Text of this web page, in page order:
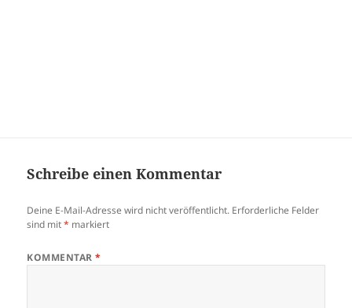
Schreibe einen Kommentar
Deine E-Mail-Adresse wird nicht veröffentlicht. Erforderliche Felder
sind mit* markiert
KOMMENTAR*